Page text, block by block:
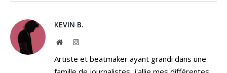
KEVIN B.
WebsiteInstagram
Artiste et beatmaker ayant grandi dans une